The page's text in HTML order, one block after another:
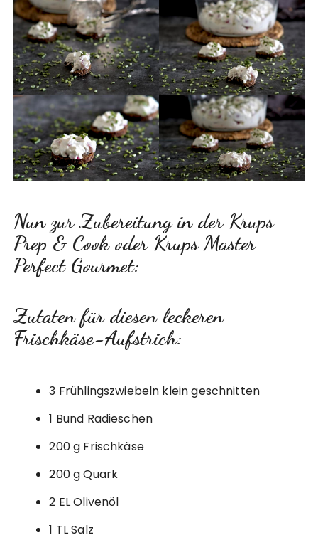
Nun zur Zubereitung in der Krups
Prep & Cook oder Krups Master
Perfect Gourmet:
Zutaten für diesen leckeren
Frischkäse-Aufstrich:
3 Frühlingszwiebeln klein geschnitten
1 Bund Radieschen
200 g Frischkäse
200 g Quark
2 EL Olivenöl
1 TL Salz